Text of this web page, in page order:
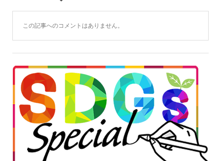
この記事へのコメントはありません。